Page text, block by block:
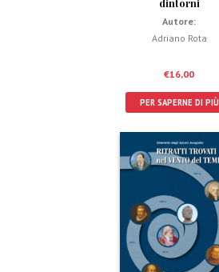
dintorni
Autore:
Adriano Rota
€16,00
PER SAPERNE DI PIÙ